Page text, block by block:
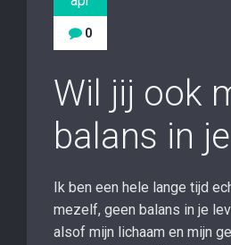
0
Wil jij ook
balans in
Ik ben een hele lange tijd
mezelf, geen balans in je
alsof mijn lichaam en mijn